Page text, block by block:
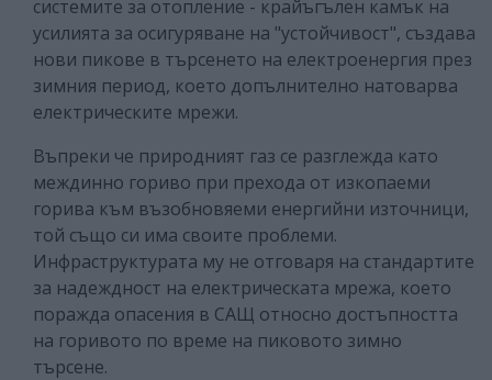
системите за отопление - крайъгълен камък на
усилията за осигуряване на "устойчивост", създава
нови пикове в търсенето на електроенергия през
зимния период, което допълнително натоварва
електрическите мрежи.
Въпреки че природният газ се разглежда като
междинно гориво при прехода от изкопаеми
горива към възобновяеми енергийни източници,
той също си има своите проблеми.
Инфраструктурата му не отговаря на стандартите
за надеждност на електрическата мрежа, което
поражда опасения в САЩ относно достъпността
на горивото по време на пиковото зимно
търсене.